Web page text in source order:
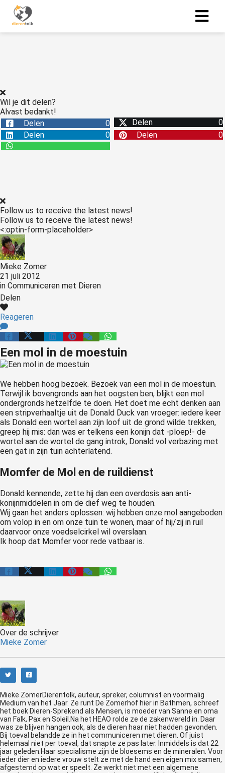
Wil je dit delen?
Alvast bedankt!
Delen
0 Delen
0
Delen
0 Delen 0
Follow us to receive the latest news!
Follow us to receive the latest news!
<:optin-form-placeholder>
Mieke Zomer
21 juli 2012
in Communiceren met Dieren
Delen
Reageren
Een mol in de moestuin
We hebben hoog bezoek. Bezoek van een mol in de moestuin.
Terwijl ik bovengronds aan het oogsten ben, blijkt een mol
ondergronds hetzelfde te doen. Het doet me echt denken aan
een stripverhaaltje uit de Donald Duck van vroeger: iedere keer
als Donald een wortel aan zijn loof uit de grond wilde trekken,
greep hij mis: dan was er telkens een konijn dat -ploep!- de
wortel aan de wortel de gang introk, Donald vol verbazing met
een gat in zijn tuin achterlatend.
Momfer de Mol en de ruildienst
Donald kennende, zette hij dan een overdosis aan anti-
konijnmiddelen in om de dief weg te houden.
Wij gaan het anders oplossen: wij hebben onze mol aangeboden
om volop in en om onze tuin te wonen, maar of hij/zij in ruil
daarvoor onze voedselcirkel wil overslaan.
Ik hoop dat Momfer voor rede vatbaar is.
Over de schrijver
Mieke Zomer
Mieke ZomerDierentolk, auteur, spreker, columnist en voormalig
Medium van het Jaar. Ze runt De Zomerhof hier in Bathmen, schreef
het boek Dieren-Sprekend als Mensen, is moeder van Sanne en oma
van Falk, Pax en Soleil.Na het HEAO rolde ze de zakenwereld in. Daar
was ze blijven hangen ook, als de dieren haar niet hadden gevonden.
Bij toeval belandde ze in het communiceren met dieren. Of juist
helemaal niet per toeval, dat snapte ze pas later. Inmiddels is dat 22
jaar geleden.Haar specialisme zijn de bloesems en de mineralen. Voor
ieder dier en iedere vrouw stelt ze met de hand een eigen mix samen,
afgestemd op wat er speelt. Ze werkt niet met een algemene